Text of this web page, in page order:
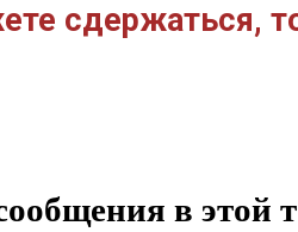
сдержаться,
в этой